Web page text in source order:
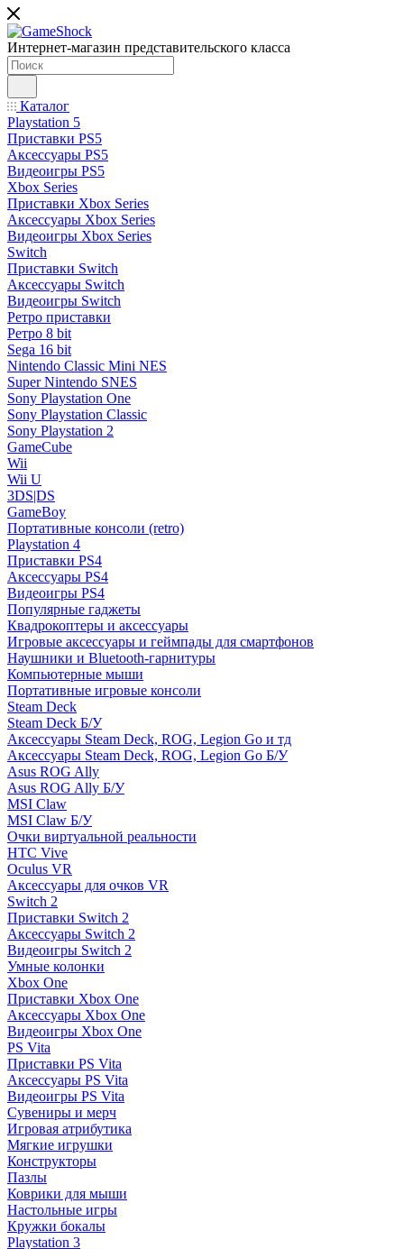
Интернет-магазин представительского класса
Каталог
Playstation 5
Приставки PS5
Аксессуары PS5
Видеоигры PS5
Xbox Series
Приставки Xbox Series
Аксессуары Xbox Series
Видеоигры Xbox Series
Switch
Приставки Switch
Аксессуары Switch
Видеоигры Switch
Ретро приставки
Ретро 8 bit
Sega 16 bit
Nintendo Classic Mini NES
Super Nintendo SNES
Sony Playstation One
Sony Playstation Classic
Sony Playstation 2
GameCube
Wii
Wii U
3DS|DS
GameBoy
Портативные консоли (retro)
Playstation 4
Приставки PS4
Аксессуары PS4
Видеоигры PS4
Популярные гаджеты
Квадрокоптеры и аксессуары
Игровые аксессуары и геймпады для смартфонов
Наушники и Bluetooth-гарнитуры
Компьютерные мыши
Портативные игровые консоли
Steam Deck
Steam Deck Б/У
Аксессуары Steam Deck, ROG, Legion Go и тд
Аксессуары Steam Deck, ROG, Legion Go Б/У
Asus ROG Ally
Asus ROG Ally Б/У
MSI Claw
MSI Claw Б/У
Очки виртуальной реальности
HTC Vive
Oculus VR
Аксессуары для очков VR
Switch 2
Приставки Switch 2
Аксессуары Switch 2
Видеоигры Switch 2
Умные колонки
Xbox One
Приставки Xbox One
Аксессуары Xbox One
Видеоигры Xbox One
PS Vita
Приставки PS Vita
Аксессуары PS Vita
Видеоигры PS Vita
Сувениры и мерч
Игровая атрибутика
Мягкие игрушки
Конструкторы
Пазлы
Коврики для мыши
Настольные игры
Кружки бокалы
Playstation 3